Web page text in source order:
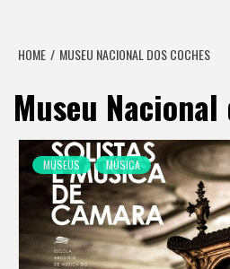
HOME MUSEU NACIONAL DOS COCHES
Museu Nacional
MUSEUS MÚSICA